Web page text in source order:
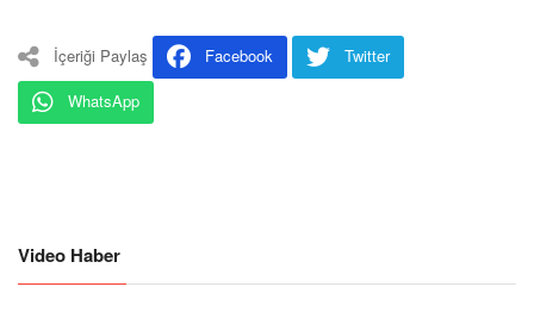
İçeriği Paylaş Facebook
Twitter
WhatsApp
Video Haber